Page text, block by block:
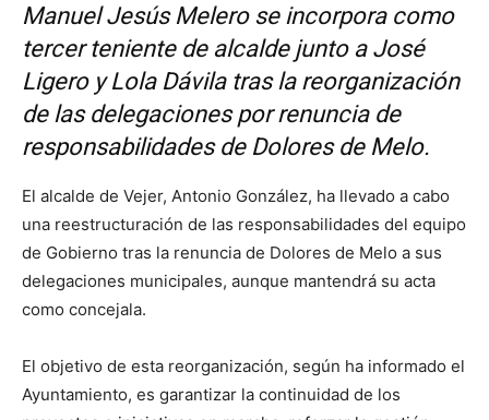
Manuel Jesús Melero se incorpora como
tercer teniente de alcalde junto a José
Ligero y Lola Dávila tras la reorganización
de las delegaciones por renuncia de
responsabilidades de Dolores de Melo.
El alcalde de Vejer, Antonio González, ha llevado a cabo
una reestructuración de las responsabilidades del equipo
de Gobierno tras la renuncia de Dolores de Melo a sus
delegaciones municipales, aunque mantendrá su acta
como concejala.
El objetivo de esta reorganización, según ha informado el
Ayuntamiento, es garantizar la continuidad de los